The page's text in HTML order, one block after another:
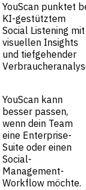
YouScan punktet
KI-gestütztem
Social Listening mit
visuellen Insights
und tiefgehender
YouScan kann
besser passen,
wenn dein Team
eine Enterprise-
Suite oder einen
Social-
Management-
Workflow möchte.